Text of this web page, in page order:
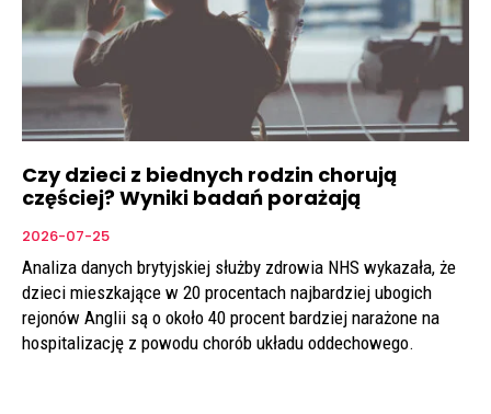
Czy dzieci z biednych rodzin chorują
częściej? Wyniki badań porażają
2026-07-25
Analiza danych brytyjskiej służby zdrowia NHS wykazała, że
dzieci mieszkające w 20 procentach najbardziej ubogich
rejonów Anglii są o około 40 procent bardziej narażone na
hospitalizację z powodu chorób układu oddechowego.